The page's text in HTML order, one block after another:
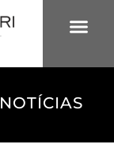
NOTÍCIAS